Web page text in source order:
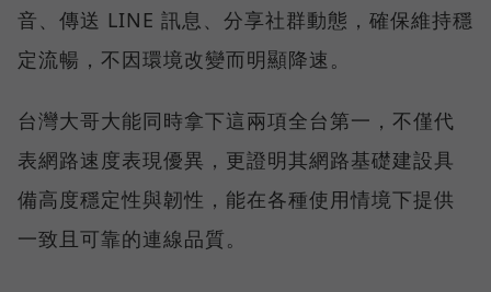
音、傳送 LINE 訊息、分享社群動態，確保維持穩
定流暢，不因環境改變而明顯降速。
台灣大哥大能同時拿下這兩項全台第一，不僅代
表網路速度表現優異，更證明其網路基礎建設具
備高度穩定性與韌性，能在各種使用情境下提供
一致且可靠的連線品質。